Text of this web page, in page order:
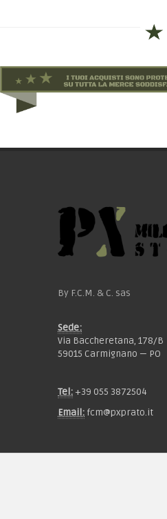
By F.C.M. & C. sas
Sede:
Via Baccheretana, 178/B
59015 Carmignano — PO
Tel: +39 055 3872504
Email: fcm@pxprato.it